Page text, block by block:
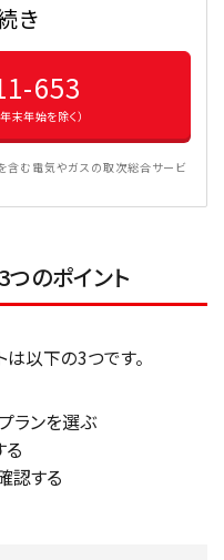
き
653
年始を除く）
含む電気やガスの取次総合サービ
のポイント
以下の3つです。
ランを選ぶ
認する